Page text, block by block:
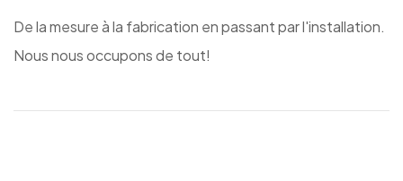
De la mesure à la fabrication en passant par l'installation.
Nous nous occupons de tout!